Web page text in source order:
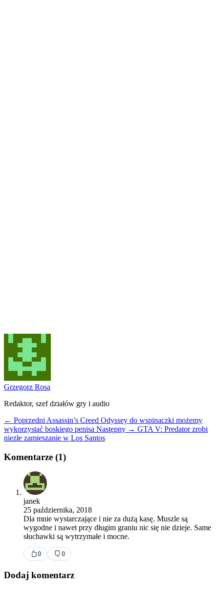
Grzegorz Rosa
Redaktor, szef działów gry i audio
← Poprzedni Assassin’s Creed Odyssey do wspinaczki możemy
wykorzystać boskiego penisa Następny → GTA V: Predator zrobi
niezłe zamieszanie w Los Santos
Komentarze (1)
janek
25 października, 2018
Dla mnie wystarczające i nie za dużą kasę. Muszle są
wygodne i nawet przy długim graniu nic się nie dzieje. Same
słuchawki są wytrzymałe i mocne.
0 0
Dodaj komentarz